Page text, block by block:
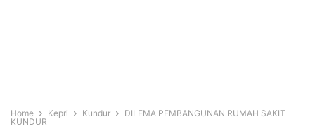
Home Kepri Kundur
DILEMA PEMBANGUNAN RUMAH SAKIT
KUNDUR